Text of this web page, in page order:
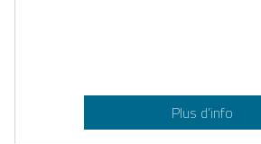
Plus d’info